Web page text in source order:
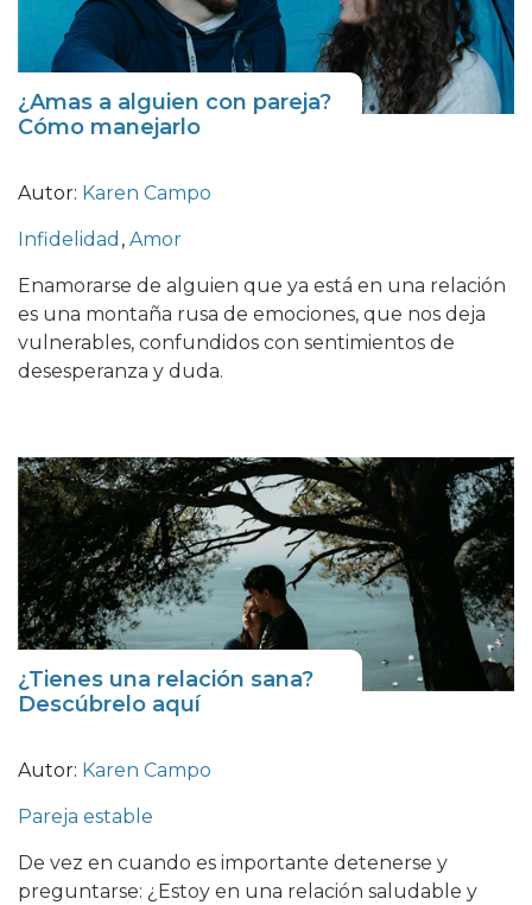
¿Amas a alguien con pareja?
Cómo manejarlo
Autor: Karen Campo
Infidelidad, Amor
Enamorarse de alguien que ya está en una relación
es una montaña rusa de emociones, que nos deja
vulnerables, confundidos con sentimientos de
desesperanza y duda.
¿Tienes una relación sana?
Descúbrelo aquí
Autor: Karen Campo
Pareja estable
De vez en cuando es importante detenerse y
preguntarse: ¿Estoy en una relación saludable y